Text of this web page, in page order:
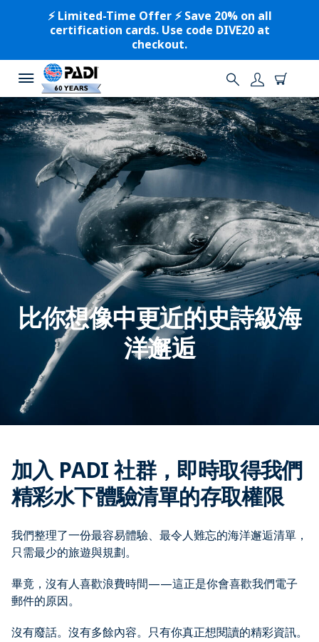
⚡️ Limited-Time Offer ⚡️ Save 20% on all
certification cards. Use code DIVE20 at
checkout.
比你想像中更近的史詩級海
洋邂逅
加入 PADI 社群，即時取得我們
精彩水下體驗清單的存取權限
我們整理了一份最容易體驗、最令人難忘的海洋邂逅清單，
只需最少的旅遊與規劃。
畢竟，沒有人喜歡浪費時間——這正是你會喜歡我們電子
郵件的原因。
沒有廢話。沒有多餘內容。只有你真正想閱讀的精彩資訊。